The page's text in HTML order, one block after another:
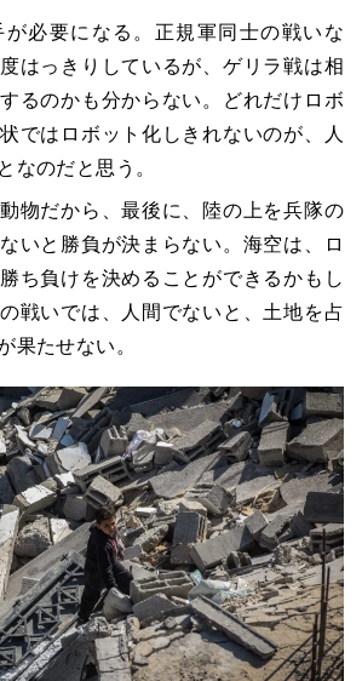
必要になる。正規軍同士の戦いな
はっきりしているが、ゲリラ戦は相
るのかも分からない。どれだけロボ
ではロボット化しきれないのが、人
なのだと思う。
物だから、最後に、陸の上を兵隊の
いと勝負が決まらない。海空は、ロ
ち負けを決めることができるかもし
戦いでは、人間でないと、土地を占
果たせない。